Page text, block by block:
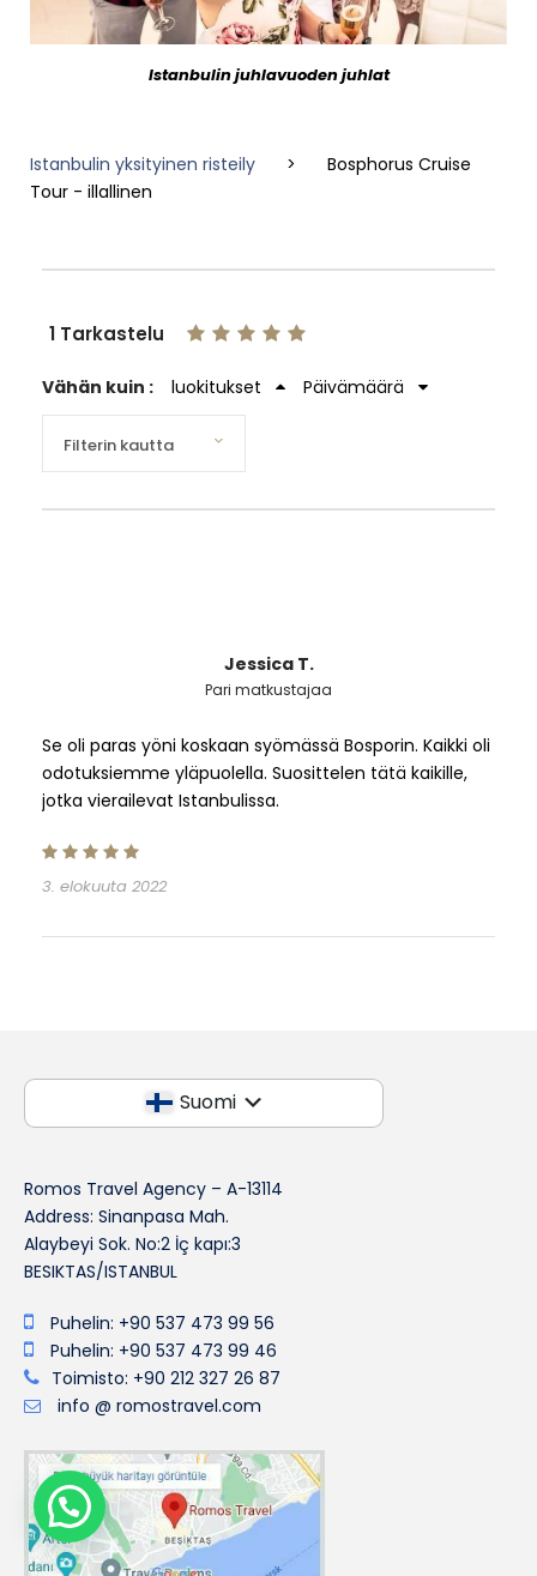
Istanbulin juhlavuoden juhlat
Istanbulin yksityinen risteily >
Bosphorus Cruise
Tour - illallinen
1 Tarkastelu
Vähän kuin : luokitukset Päivämäärä
Jessica T.
Pari matkustajaa
Se oli paras yöni koskaan syömässä Bosporin. Kaikki oli
odotuksiemme yläpuolella. Suosittelen tätä kaikille,
jotka vierailevat Istanbulissa.
3. elokuuta 2022
Suomi
Romos Travel Agency – A-13114
Address: Sinanpasa Mah.
Alaybeyi Sok. No:2 İç kapı:3
BESIKTAS/ISTANBUL
Puhelin: +90 537 473 99 56
Puhelin: +90 537 473 99 46
Toimisto: +90 212 327 26 87
info @ romostravel.com